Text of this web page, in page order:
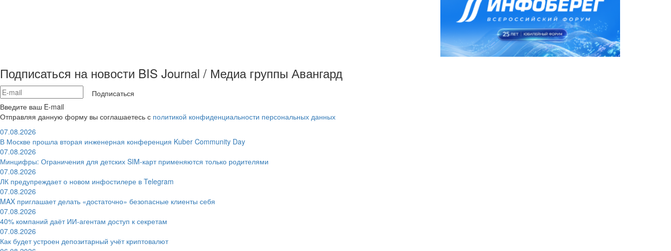
Подписаться на новости BIS Journal / Медиа группы Авангард
Подписаться
Введите ваш E-mail
Отправляя данную форму вы соглашаетесь с политикой конфиденциальности персональных данных
07.08.2026
В Москве прошла вторая инженерная конференция Kuber Community Day
07.08.2026
Минцифры: Ограничения для детских SIM-карт применяются только родителями
07.08.2026
ЛК предупреждает о новом инфостилере в Telegram
07.08.2026
MAX приглашает делать «достаточно» безопасные клиенты себя
07.08.2026
40% компаний даёт ИИ‑агентам доступ к секретам
07.08.2026
Как будет устроен депозитарный учёт криптовалют